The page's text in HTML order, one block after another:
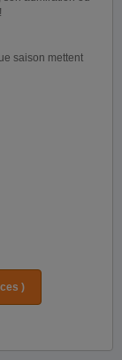
saison mettent
)